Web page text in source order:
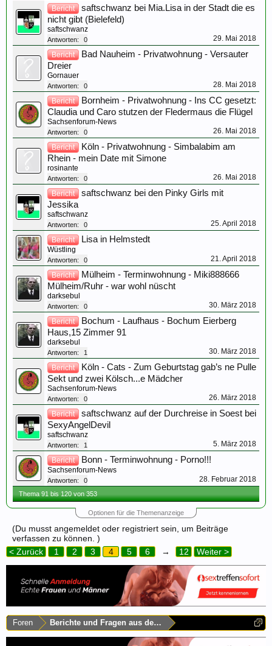
Bericht
saftschwanz bei Mia.Lisa in der Stadt die es
nicht gibt (Bielefeld)
saftschwanz
Antworten: 0 29. Mai 2018
Bericht
Bad Nauheim - Privatwohnung - Versauter
Dreier
Gornauer
Antworten: 0 28. Mai 2018
Bericht
Bornheim - Privatwohnung - Ins CC gesetzt:
Claudia und Caro stutzen der Fledermaus die Flügel
Sachsenforum-News
Antworten: 0 26. Mai 2018
Bericht
Köln - Privatwohnung - Simbalabim am
Rhein - mein Date mit Simone
rosinante
Antworten: 0 26. Mai 2018
Bericht
saftschwanz bei den Pinky Girls mit
Jessika
saftschwanz
Antworten: 0 25. April 2018
Bericht Lisa in Helmstedt
Wüstling
Antworten: 0 21. April 2018
Bericht
Mülheim - Terminwohnung - Miki888666
Mülheim/Ruhr - war wohl nüscht
darksebul
Antworten: 0 30. März 2018
Bericht
Bochum - Laufhaus - Bochum Eierberg
Haus,15 Zimmer 91
darksebul
Antworten: 1 30. März 2018
Bericht
Köln - Cats - Zum Geburtstag gab’s ne Pulle
Sekt und zwei Kölsch...e Mädcher
Sachsenforum-News
Antworten: 0 26. März 2018
Bericht
saftschwanz auf der Durchreise in Soest bei
SexyAngelDevil
saftschwanz
Antworten: 1 5. März 2018
Bericht Bonn - Terminwohnung - Porno!!!
Sachsenforum-News
Antworten: 0 28. Februar 2018
Thema 91 bis 120 von 353
Optionen für die Themenanzeige
(Du musst angemeldet oder registriert sein, um Beiträge
verfassen zu können. )
< Zurück
1 2 3 4 5 6 → 12 Weiter >
Foren Berichte und Fragen aus dem Rest Deutschlands